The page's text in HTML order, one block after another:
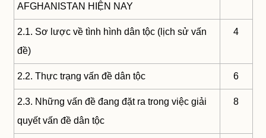
AFGHANISTAN HIỆN NAY
2.1. Sơ lược về tình hình dân tộc (lịch sử vấn
đề)
4
2.2. Thực trạng vấn đề dân tộc 6
2.3. Những vấn đề đang đặt ra trong việc giải
quyết vấn đề dân tộc
8